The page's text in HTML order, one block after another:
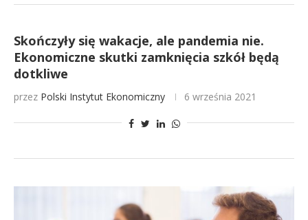
Skończyły się wakacje, ale pandemia nie.
Ekonomiczne skutki zamknięcia szkół będą
dotkliwe
przez Polski Instytut Ekonomiczny 6 września 2021